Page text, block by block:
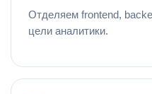
Отделяем frontend,
цели аналитики.